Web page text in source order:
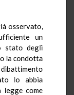
osservato,
un
stato degli
la condotta
lo abbia
legge come